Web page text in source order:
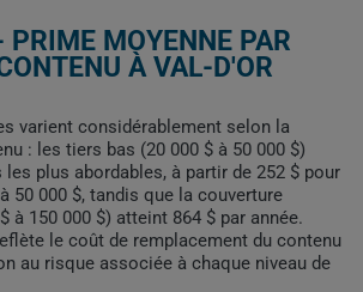
PRIME MOYENNE PAR
À VAL-D'OR
varient considérablement selon la
: les tiers bas (20 000 $ à 50 000 $)
plus abordables, à partir de 252 $ pour
50 000 $, tandis que la couverture
à 150 000 $) atteint 864 $ par année.
le coût de remplacement du contenu
au risque associée à chaque niveau de